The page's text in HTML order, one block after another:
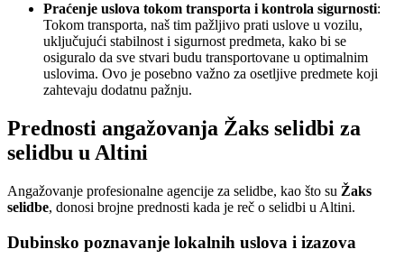
Praćenje uslova tokom transporta i kontrola sigurnosti:
Tokom transporta, naš tim pažljivo prati uslove u vozilu,
uključujući stabilnost i sigurnost predmeta, kako bi se
osiguralo da sve stvari budu transportovane u optimalnim
uslovima. Ovo je posebno važno za osetljive predmete koji
zahtevaju dodatnu pažnju.
Prednosti angažovanja Žaks selidbi za
selidbu u Altini
Angažovanje profesionalne agencije za selidbe, kao što su Žaks
selidbe, donosi brojne prednosti kada je reč o selidbi u Altini.
Dubinsko poznavanje lokalnih uslova i izazova